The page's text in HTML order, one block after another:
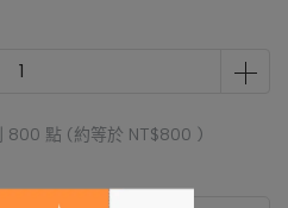
800 點 (約等於 NT$800 )